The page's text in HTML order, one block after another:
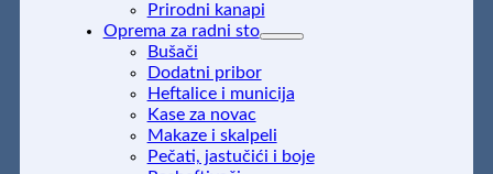
Prirodni kanapi
Oprema za radni sto
Bušači
Dodatni pribor
Heftalice i municija
Kase za novac
Makaze i skalpeli
Pečati, jastučići i boje